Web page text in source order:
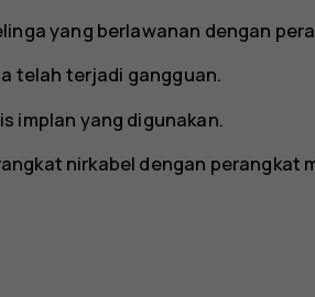
yang berlawanan dengan
telah terjadi gangguan.
implan yang digunakan.
nirkabel dengan perangkat